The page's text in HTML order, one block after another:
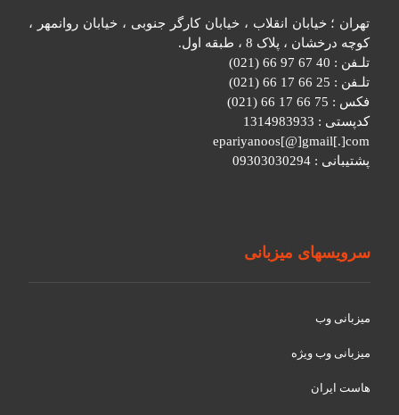
تهران ؛ خیابان انقلاب ، خیابان کارگر جنوبی ، خیابان روانمهر ،
کوچه درخشان ، پلاک 8 ، طبقه اول.
تلـفن : 40 67 97 66 (021)
تلـفن : 25 66 17 66 (021)
فکس : 75 66 17 66 (021)
کدپستی : 1314983933
epariyanoos[@]gmail[.]com
پشتیبانی : 09303030294
سرویسهای میزبانی
میزبانی وب
میزبانی وب ویژه
هاست ایران